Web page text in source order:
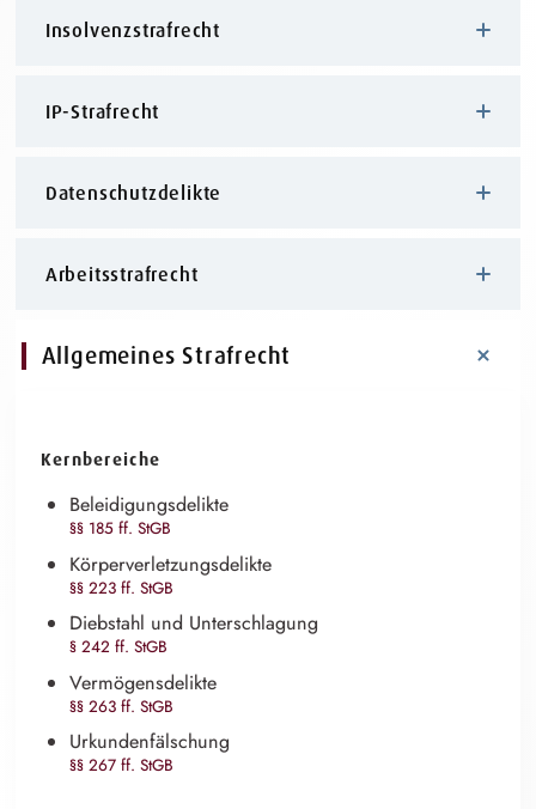
Insolvenzstrafrecht
IP-Strafrecht
Datenschutzdelikte
Arbeitsstrafrecht
Allgemeines Strafrecht
Kernbereiche
Beleidigungsdelikte
§§ 185 ff. StGB
Körperverletzungsdelikte
§§ 223 ff. StGB
Diebstahl und Unterschlagung
§ 242 ff. StGB
Vermögensdelikte
§§ 263 ff. StGB
Urkundenfälschung
§§ 267 ff. StGB